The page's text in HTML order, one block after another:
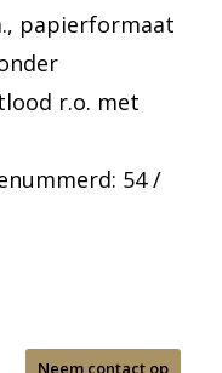
papierformaat
r.o. met
54 /